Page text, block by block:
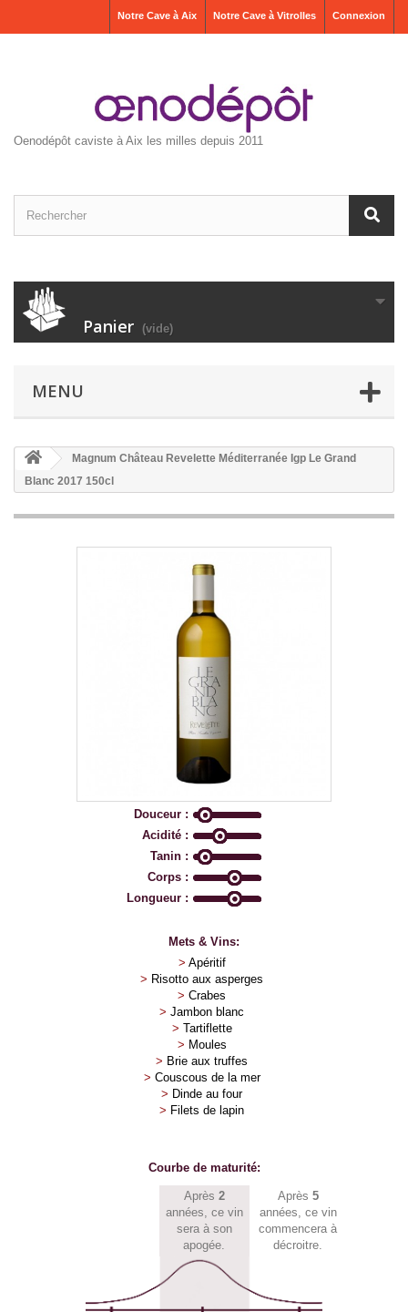
Connexion
Notre Cave à Vitrolles
Notre Cave à Aix
Oenodépôt caviste à Aix les milles depuis 2011
Panier (vide)
MENU
Magnum Château Revelette Méditerranée Igp Le Grand
Blanc 2017 150cl
Douceur :
Acidité :
Tanin :
Corps :
Longueur :
Mets & Vins:
> Apéritif
> Risotto aux asperges
> Crabes
> Jambon blanc
> Tartiflette
> Moules
> Brie aux truffes
> Couscous de la mer
> Dinde au four
> Filets de lapin
Courbe de maturité:
Après 2
années, ce vin
sera à son
apogée.
Après 5
années, ce vin
commencera à
décroitre.